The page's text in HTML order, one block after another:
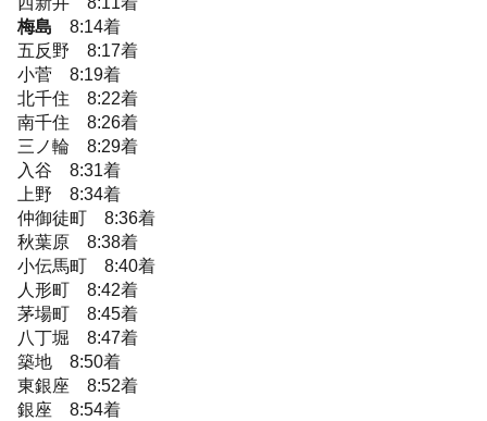
梅島 8:14着
五反野 8:17着
小菅 8:19着
北千住 8:22着
南千住 8:26着
三ノ輪 8:29着
入谷 8:31着
上野 8:34着
仲御徒町 8:36着
秋葉原 8:38着
小伝馬町 8:40着
人形町 8:42着
茅場町 8:45着
八丁堀 8:47着
築地 8:50着
東銀座 8:52着
銀座 8:54着